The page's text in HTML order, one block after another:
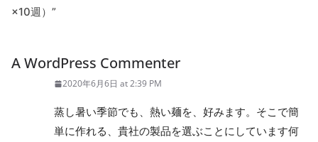
×10週） ”
A WordPress Commenter
2020年6月6日 at 2:39 PM
蒸し暑い季節でも、熱い麺を、好みます。そこで簡
単に作れる、貴社の製品を選ぶことにしています何